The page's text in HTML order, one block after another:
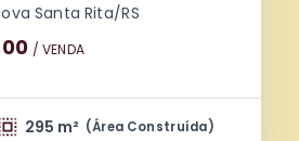
Santa Rita/RS
/ VENDA
295 m² (Área Construída)